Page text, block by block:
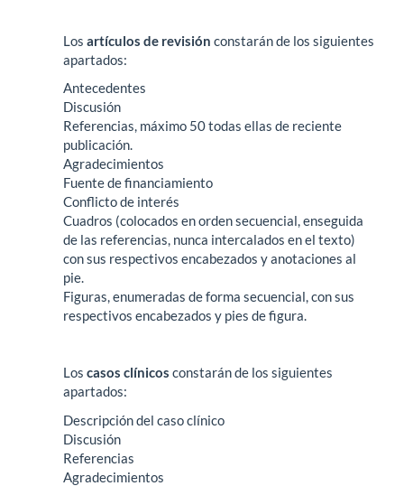
Los artículos de revisión constarán de los siguientes
apartados:
Antecedentes
Discusión
Referencias, máximo 50 todas ellas de reciente
publicación.
Agradecimientos
Fuente de financiamiento
Conflicto de interés
Cuadros (colocados en orden secuencial, enseguida
de las referencias, nunca intercalados en el texto)
con sus respectivos encabezados y anotaciones al
pie.
Figuras, enumeradas de forma secuencial, con sus
respectivos encabezados y pies de figura.
Los casos clínicos constarán de los siguientes
apartados:
Descripción del caso clínico
Discusión
Referencias
Agradecimientos